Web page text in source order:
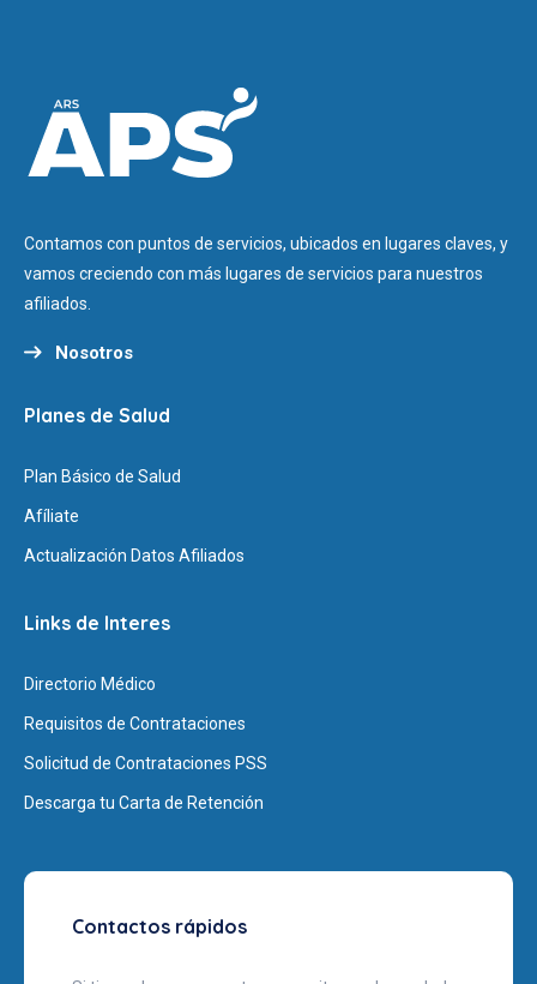
Contamos con puntos de servicios, ubicados en lugares claves, y
vamos creciendo con más lugares de servicios para nuestros
afiliados.
Nosotros
Planes de Salud
Plan Básico de Salud
Afíliate
Actualización Datos Afiliados
Links de Interes
Directorio Médico
Requisitos de Contrataciones
Solicitud de Contrataciones PSS
Descarga tu Carta de Retención
Contactos rápidos